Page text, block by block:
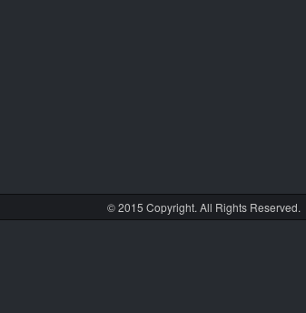
© 2015 Copyright. All Rights Reserved.